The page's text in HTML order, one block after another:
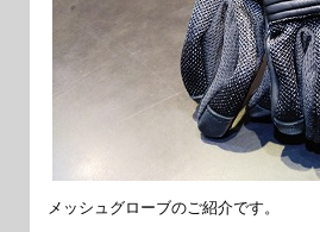
メッシュグローブのご紹介です。